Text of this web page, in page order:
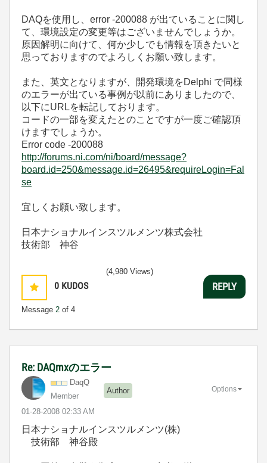
DAQを使用し、error -200088 が出ていることに関し
て、環境設定の変更等はございませんでしょうか。
原因解明に向けて、何か少しでも情報を頂きたいと
思っておりますのでよろしくお願い致します。
また、英文となりますが、開発環境をDelphi で同様
のエラーが出ている事例が以前にありましたので、
以下にURLを転記しております。
コードの一部を変えたとのことですが一度ご確認頂
けますでしょうか。
Error code -200088
http://forums.ni.com/ni/board/message?
board.id=250&message.id=26495&requireLogin=Fal
se
宜しくお願い致します。
日本ナショナルインスツルメンツ株式会社
技術部 神谷
0 KUDOS
Message 2 of 4
(4,980 Views)
REPLY
Re: DAQmxのエラー
DaqQ
Member
Author
‎01-28-2008 02:33 AM
Options
日本ナショナルインスツルメンツ(株)
技術部 神谷殿